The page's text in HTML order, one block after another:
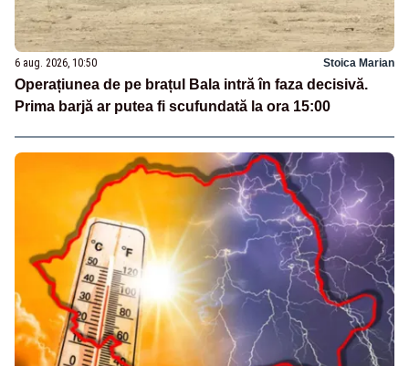
6 aug. 2026, 10:50 Stoica Marian
Operațiunea de pe brațul Bala intră în faza decisivă.
Prima barjă ar putea fi scufundată la ora 15:00